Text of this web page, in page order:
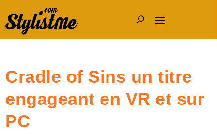
Cradle of Sins un titre
engageant en VR et sur
PC